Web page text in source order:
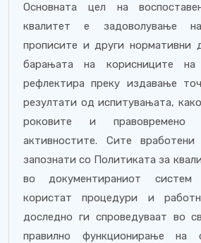
Основната цел на
квалитет е задоволување
прописите и други нормативни
барањата на корисниците
рефлектира преку издавање
резултати од испитувањата,
роковите и правовремено
активностите. Сите
запознати со Политиката за
во документираниот систем
користат процедури и
доследно ги спроведуваат во
правилно функционирање на